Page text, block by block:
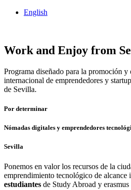
English
Work and Enjoy from
Programa diseñado para la promoción y
internacional de emprendedores y
de Sevilla.
Por determinar
Nómadas digitales y emprendedores
Sevilla
Ponemos en valor los recursos de la
emprendimiento tecnológico de alcance
estudiantes de Study Abroad y